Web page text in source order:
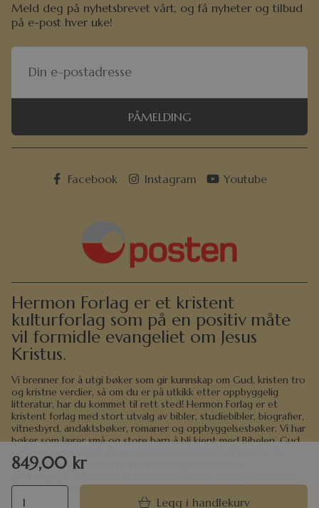
849,00 kr
Legg i handlekurv
Meld deg på nyhetsbrevet vårt, og få nyheter og tilbud
på e-post hver uke!
PÅMELDING
Facebook Instagram Youtube
Hermon Forlag er et kristent
kulturforlag som på en positiv måte
vil formidle evangeliet om Jesus
Kristus.
Vi brenner for å utgi bøker som gir kunnskap om Gud, kristen tro
og kristne verdier, så om du er på utkikk etter oppbyggelig
litteratur, har du kommet til rett sted! Hermon Forlag er et
kristent forlag med stort utvalg av bibler, studiebibler, biografier,
vitnesbyrd, andaktsbøker, romaner og oppbyggelsesbøker. Vi har
bøker som lærer små og store barn å bli kjent med Bibelen, Gud
ungdom og unge voksne. Du finner også bibelcover,
og andre gaveartikler i det store utvalget i nettbutikken vår.